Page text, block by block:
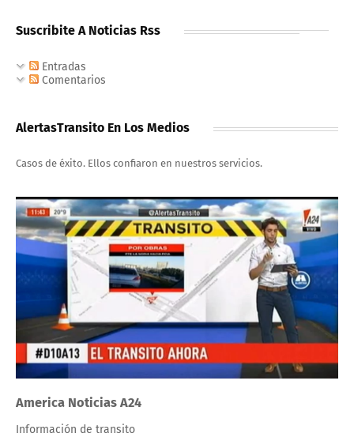
Suscribite A Noticias Rss
Entradas
Comentarios
AlertasTransito En Los Medios
Casos de éxito. Ellos confiaron en nuestros servicios.
America Noticias A24
Información de transito